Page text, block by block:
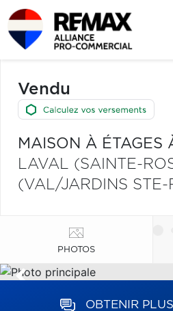
Vendu
MAISON À ÉTAGES
LAVAL (SAINTE-
(VAL/JARDINS STE-
PHOTOS
OBTENIR